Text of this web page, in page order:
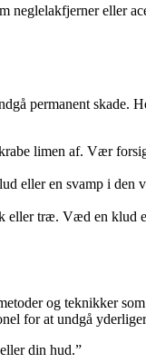
neglelakfjerner eller
permanent skade.
limen af. Vær
eller en svamp i den
eller træ. Væd en klud
og teknikker
for at undgå
din hud.”